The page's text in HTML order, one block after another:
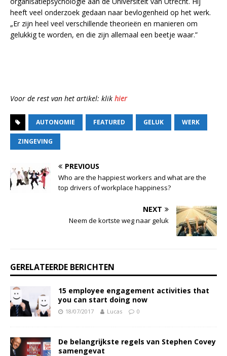
heeft veel onderzoek gedaan naar bevlogenheid op het werk.
„Er zijn heel veel verschillende theorieën en manieren om
gelukkig te worden, en die zijn allemaal een beetje waar.”
Voor de rest van het artikel: klik hier
AUTONOMIE FEATURED GELUK WERK
ZINGEVING
PREVIOUS
Who are the happiest workers and what are the
top drivers of workplace happiness?
NEXT
Neem de kortste weg naar geluk
GERELATEERDE BERICHTEN
15 employee engagement activities that
you can start doing now
18/07/2017 Lucas 0
De belangrijkste regels van Stephen Covey
samengevat